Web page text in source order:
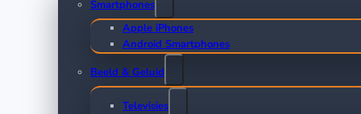
Smartphones
Apple iPhones
Android Smartphones
Beeld & Geluid
Televisies